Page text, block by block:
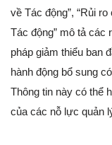
về Tác động”, “Rủi
Tác động” mô tả các
pháp giảm thiểu ban
hành động bổ sung
Thông tin này có thể
của các nỗ lực quản